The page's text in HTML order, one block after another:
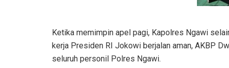
Ketika memimpin apel pagi, Kapolres Ngawi
kerja Presiden RI Jokowi berjalan aman, AKBP
seluruh personil Polres Ngawi.